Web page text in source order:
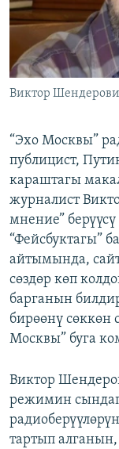
ЭЕ/АРнун
Виктор
“Эхо Москвы”
публицист,
караштагы
журналист
мнение”
“Фейсбуктагы”
айтымында, сайт
сөздөр көп
барганын
бирөөнү сөккөн
Москвы” буга
Виктор
режимин
тартып